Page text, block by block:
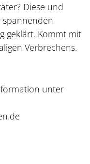
Diese und
spannenden
geklärt. Kommt mit
Verbrechens.
unter